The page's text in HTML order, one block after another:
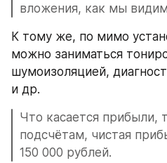
вложения, как мы
К тому же, по мимо
можно заниматься
шумоизоляцией,
и др.
Что касается прибыли,
подсчётам, чистая
150 000 рублей.